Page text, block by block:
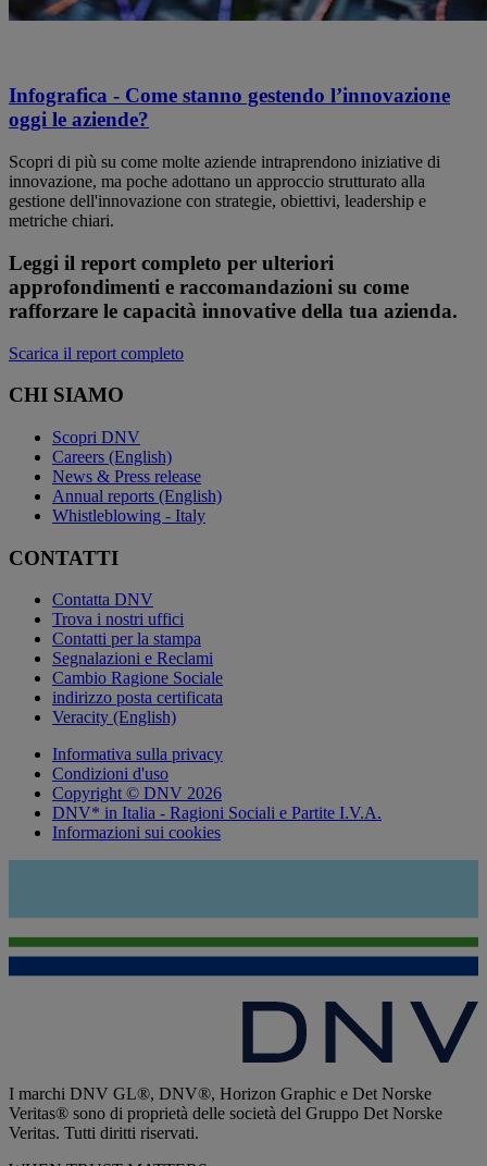
Infografica - Come stanno gestendo l’innovazione
oggi le aziende?
Scopri di più su come molte aziende intraprendono iniziative di
innovazione, ma poche adottano un approccio strutturato alla
gestione dell'innovazione con strategie, obiettivi, leadership e
metriche chiari.
Leggi il report completo per ulteriori
approfondimenti e raccomandazioni su come
rafforzare le capacità innovative della tua azienda.
Scarica il report completo
CHI SIAMO
Scopri DNV
Careers (English)
News & Press release
Annual reports (English)
Whistleblowing - Italy
CONTATTI
Contatta DNV
Trova i nostri uffici
Contatti per la stampa
Segnalazioni e Reclami
Cambio Ragione Sociale
indirizzo posta certificata
Veracity (English)
Informativa sulla privacy
Condizioni d'uso
Copyright © DNV 2026
DNV* in Italia - Ragioni Sociali e Partite I.V.A.
Informazioni sui cookies
I marchi DNV GL®, DNV®, Horizon Graphic e Det Norske
Veritas® sono di proprietà delle società del Gruppo Det Norske
Veritas. Tutti diritti riservati.